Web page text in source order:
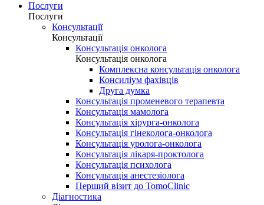
Послуги
Послуги
Консультації
Консультації
Консультація онколога
Консультація онколога
Комплексна консультація онколога
Консиліум фахівців
Друга думка
Консультація променевого терапевта
Консультація мамолога
Консультація хірурга-онколога
Консультація гінеколога-онколога
Консультація уролога-онколога
Консультація лікаря-проктолога
Консультація психолога
Консультація анестезіолога
Перший візит до TomoClinic
Діагностика